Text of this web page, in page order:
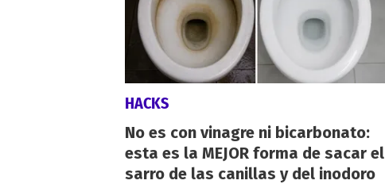
HACKS
No es con vinagre ni bicarbonato:
esta es la MEJOR forma de sacar el
sarro de las canillas y del inodoro